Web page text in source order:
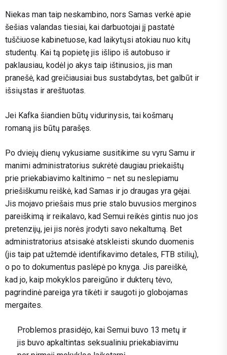
Niekas man taip neskambino, nors Samas verkė apie
šešias valandas tiesiai, kai darbuotojai jį pastatė
tuščiuose kabinetuose, kad laikytųsi atokiau nuo kitų
studentų. Kai tą popietę jis išlipo iš autobuso ir
paklausiau, kodėl jo akys taip ištinusios, jis man
pranešė, kad greičiausiai bus sustabdytas, bet galbūt ir
išsiųstas ir areštuotas.
Jei Kafka šiandien būtų vidurinysis, tai košmarų
romaną jis būtų parašęs.
Po dviejų dienų vykusiame susitikime su vyru Samu ir
manimi administratorius sukrėtė daugiau priekaištų
prie priekabiavimo kaltinimo – net su neslepiamu
priešiškumu reiškė, kad Samas ir jo draugas yra gėjai.
Jis mojavo priešais mus prie stalo buvusios merginos
pareiškimą ir reikalavo, kad Semui reikės gintis nuo jos
pretenzijų, jei jis norės įrodyti savo nekaltumą. Bet
administratorius atsisakė atskleisti skundo duomenis
(jis taip pat užtemdė identifikavimo detales, FTB stilių),
o po to dokumentus paslėpė po knyga. Jis pareiškė,
kad jo, kaip mokyklos pareigūno ir dukterų tėvo,
pagrindinė pareiga yra tikėti ir saugoti jo globojamas
mergaites.
Problemos prasidėjo, kai Semui buvo 13 metų ir
jis buvo apkaltintas seksualiniu priekabiavimu